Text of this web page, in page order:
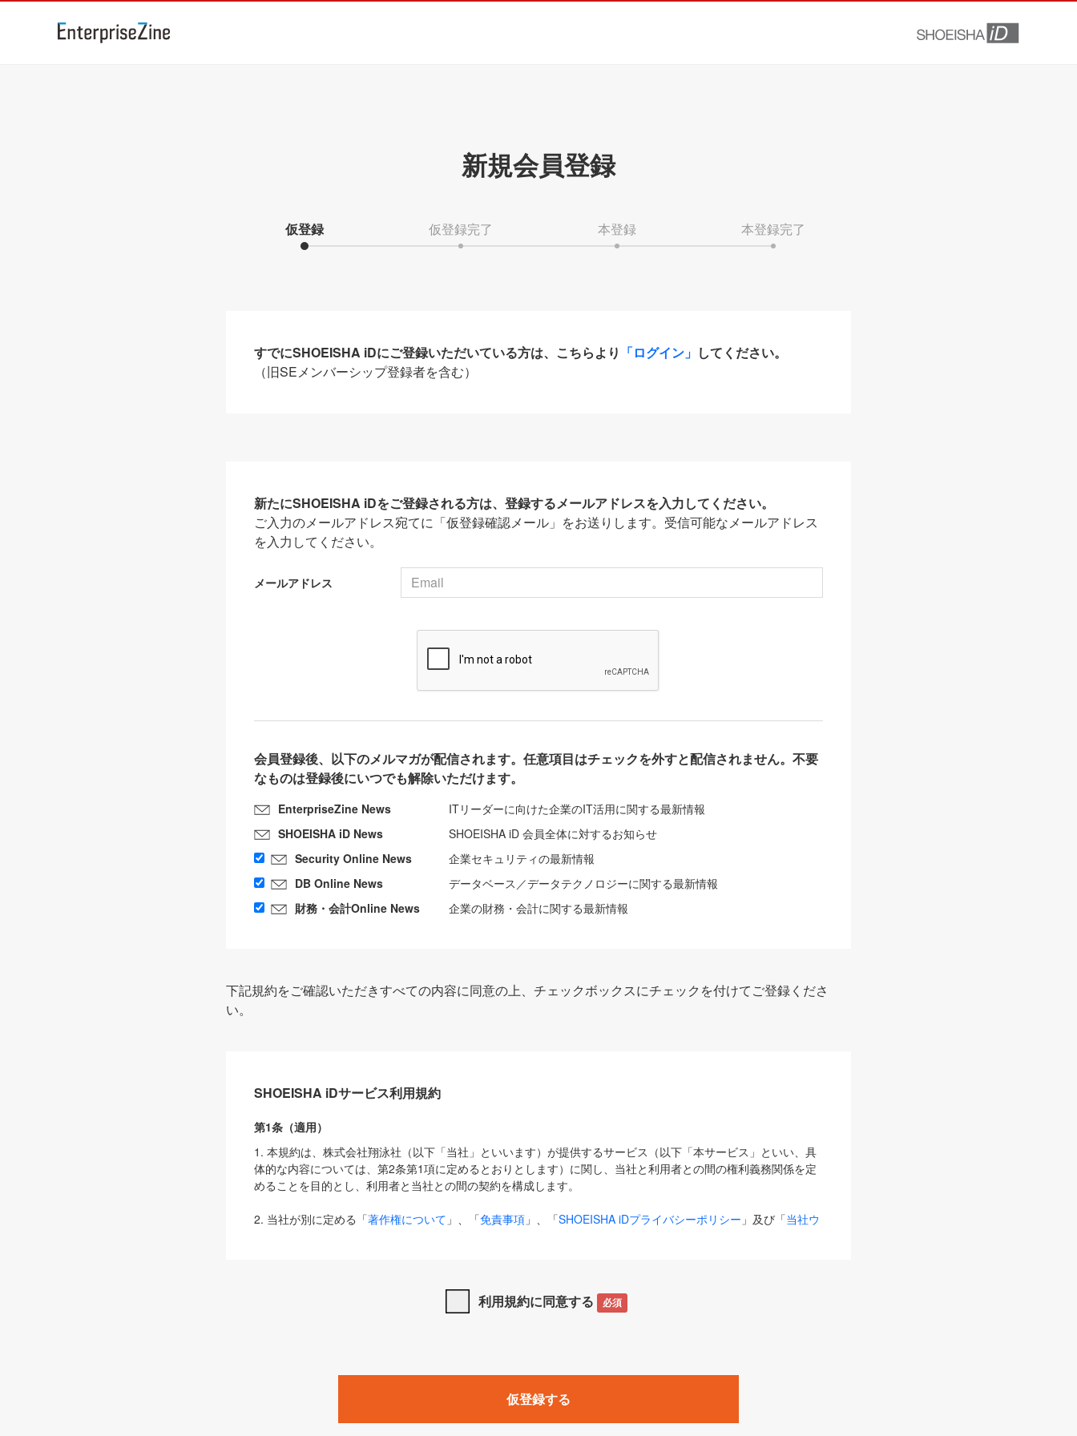
新規会員登録
仮登録 仮登録完了 本登録 本登録完了
すでにSHOEISHA iDにご登録いただいている方は、こちらより 「ログイン」 してください。
（旧SEメンバーシップ登録者を含む）
新たにSHOEISHA iDをご登録される方は、登録するメールアドレスを入力してください。
ご入力のメールアドレス宛てに「仮登録確認メール」をお送りします。受信可能なメールアドレス
を入力してください。
メールアドレス
会員登録後、以下のメルマガが配信されます。任意項目はチェックを外すと配信されません。不要
なものは登録後にいつでも解除いただけます。
EnterpriseZine News
ITリーダーに向けた企業のIT活用に関する最新情報
SHOEISHA iD News
SHOEISHA iD 会員全体に対するお知らせ
Security Online News
企業セキュリティの最新情報
DB Online News
データベース／データテクノロジーに関する最新情報
財務・会計Online News
企業の財務・会計に関する最新情報
下記規約をご確認いただきすべての内容に同意の上、チェックボックスにチェックを付けてご登録くださ
い。
SHOEISHA iDサービス利用規約
第1条（適用）
1. 本規約は、株式会社翔泳社（以下「当社」といいます）が提供するサービス（以下「本サービス」といい、具
体的な内容については、第2条第1項に定めるとおりとします）に関し、当社と利用者との間の権利義務関係を定
めることを目的とし、利用者と当社との間の契約を構成します。
2. 当社が別に定める「著作権について 」、「免責事項 」、「SHOEISHA iDプライバシーポリシー 」及び「当社ウ
は、本規約の規定が優先して適用されるものとします。
1. 「本サービス」とは、当社が提供する以下のサービス（名称や内容が変更された場合、変更後のサービスを含
みます）及びこれらサービスに関連して当社が実施するイベントやキャンペーンをいいます。
「SEBook」「SEShop」「CodeZine」「MarkeZine」「EnterpriseZine」「ECzine」「Biz/Zine」「HRzine」
利用規約に同意する 必須
仮登録する